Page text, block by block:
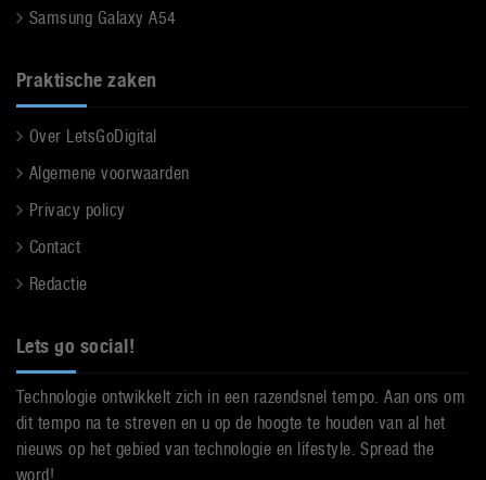
Samsung Galaxy A54
Praktische zaken
Over LetsGoDigital
Algemene voorwaarden
Privacy policy
Contact
Redactie
Lets go social!
Technologie ontwikkelt zich in een razendsnel tempo. Aan ons om
dit tempo na te streven en u op de hoogte te houden van al het
nieuws op het gebied van technologie en lifestyle. Spread the
word!